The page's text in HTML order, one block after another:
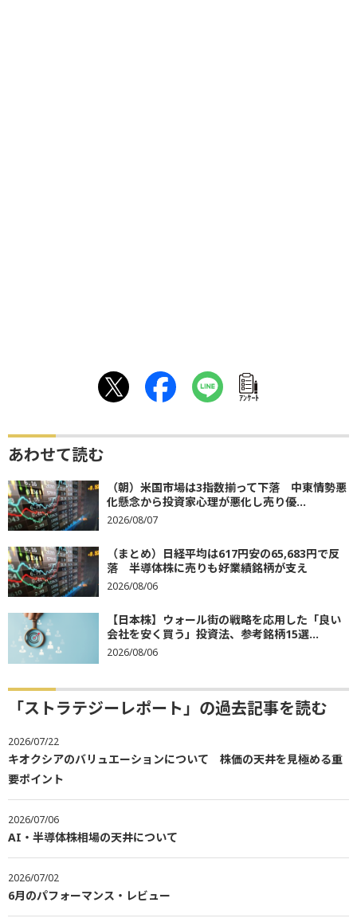
ｱﾝｹｰﾄ
あわせて読む
（朝）米国市場は3指数揃って下落 中東情勢悪
化懸念から投資家心理が悪化し売り優...
2026/08/07
（まとめ）日経平均は617円安の65,683円で反
落 半導体株に売りも好業績銘柄が支え
2026/08/06
【日本株】ウォール街の戦略を応用した「良い
会社を安く買う」投資法、参考銘柄15選...
2026/08/06
「ストラテジーレポート」の過去記事を読む
2026/07/22
キオクシアのバリュエーションについて 株価の天井を見極める重
要ポイント
2026/07/06
AI・半導体株相場の天井について
2026/07/02
6月のパフォーマンス・レビュー